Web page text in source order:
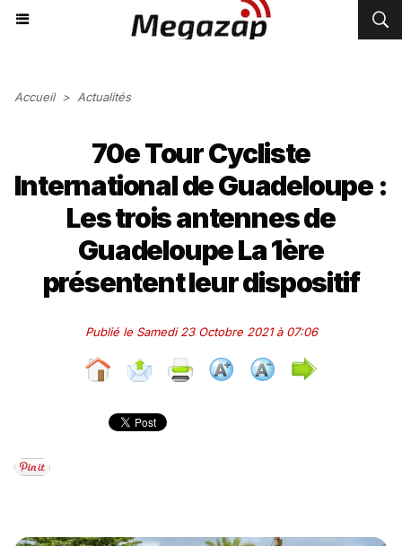
Accueil > Actualités
70e Tour Cycliste
International de Guadeloupe :
Les trois antennes de
Guadeloupe La 1ère
présentent leur dispositif
Publié le Samedi 23 Octobre 2021 à 07:06